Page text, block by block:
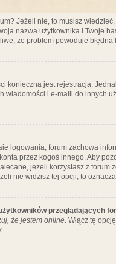
Jeżeli nie, to musisz
nazwa użytkownika i Twoje
że problem powoduje
konieczna jest rejestracja.
wiadomości i e-maili do innych
logowania, forum zachowa
przez kogoś innego. Aby
jeżeli korzystasz z forum
nie widzisz tej opcji, to
przeglądających
że jestem online. Włącz tę